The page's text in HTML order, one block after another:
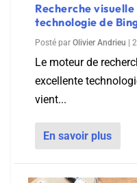
Recherche
technologie de
Posté par Olivier Andrieu |
Le moteur de
excellente
vient...
En savoir plus